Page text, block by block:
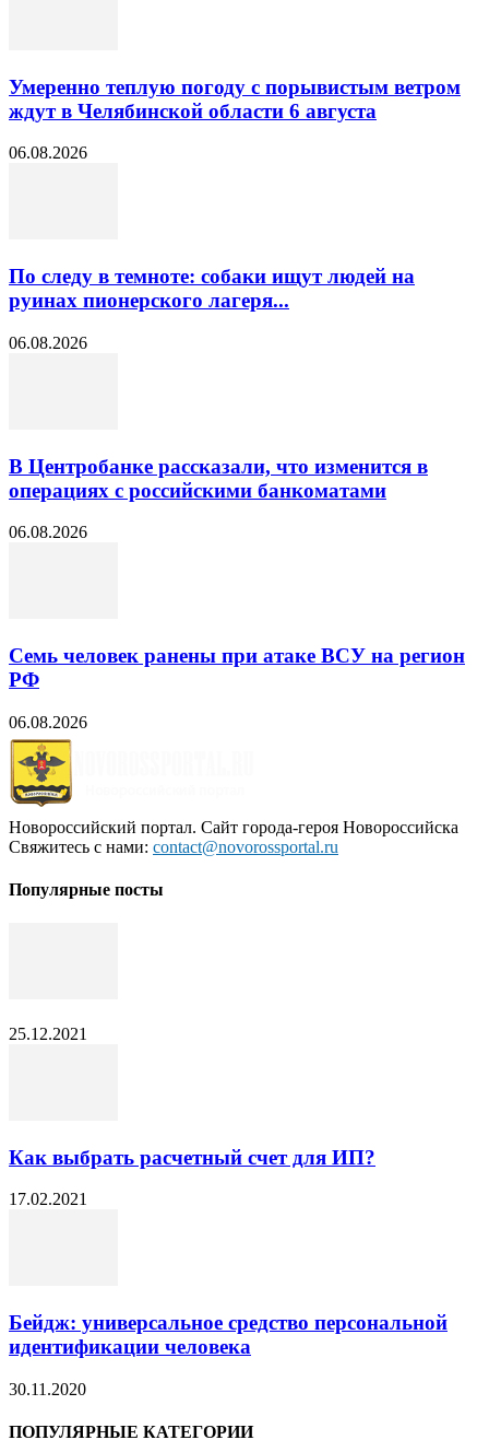
Умеренно теплую погоду с порывистым ветром
ждут в Челябинской области 6 августа
06.08.2026
По следу в темноте: собаки ищут людей на
руинах пионерского лагеря...
06.08.2026
В Центробанке рассказали, что изменится в
операциях с российскими банкоматами
06.08.2026
Семь человек ранены при атаке ВСУ на регион
РФ
06.08.2026
Новороссийский портал. Сайт города-героя Новороссийска
Свяжитесь с нами: contact@novorossportal.ru
Популярные посты
25.12.2021
Как выбрать расчетный счет для ИП?
17.02.2021
Бейдж: универсальное средство персональной
идентификации человека
30.11.2020
ПОПУЛЯРНЫЕ КАТЕГОРИИ